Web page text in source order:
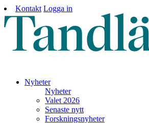
Kontakt Logga in
Nyheter
Nyheter
Valet 2026
Senaste nytt
Forskningsnyheter